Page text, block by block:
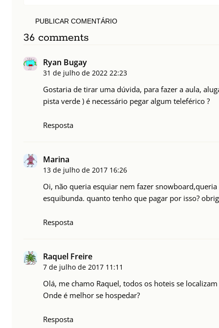
PUBLICAR COMENTÁRIO
36 comments
Ryan Bugay
31 de julho de 2022 22:23
Gostaria de tirar uma dúvida, para fazer a aula,
pista verde ) é necessário pegar algum teleférico ?
Resposta
Marina
13 de julho de 2017 16:26
Oi, não queria esquiar nem fazer
esquibunda. quanto tenho que pagar por isso?
Resposta
Raquel Freire
7 de julho de 2017 11:11
Olá, me chamo Raquel, todos os hoteis se
Onde é melhor se hospedar?
Resposta